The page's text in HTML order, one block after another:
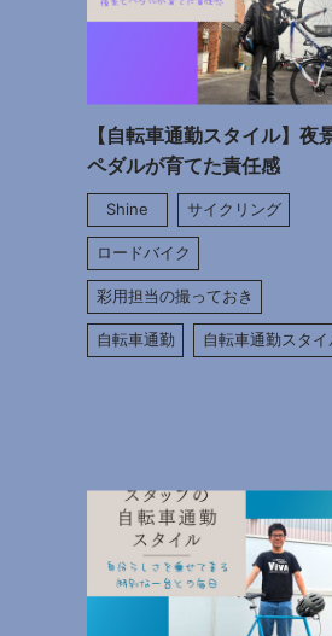
【自転車通勤スタイル】夜
ペダルが育てた責任感
Shine サイクリング
ロードバイク
彩用担当の撮っておき
自転車通勤 自転車通勤スタイ